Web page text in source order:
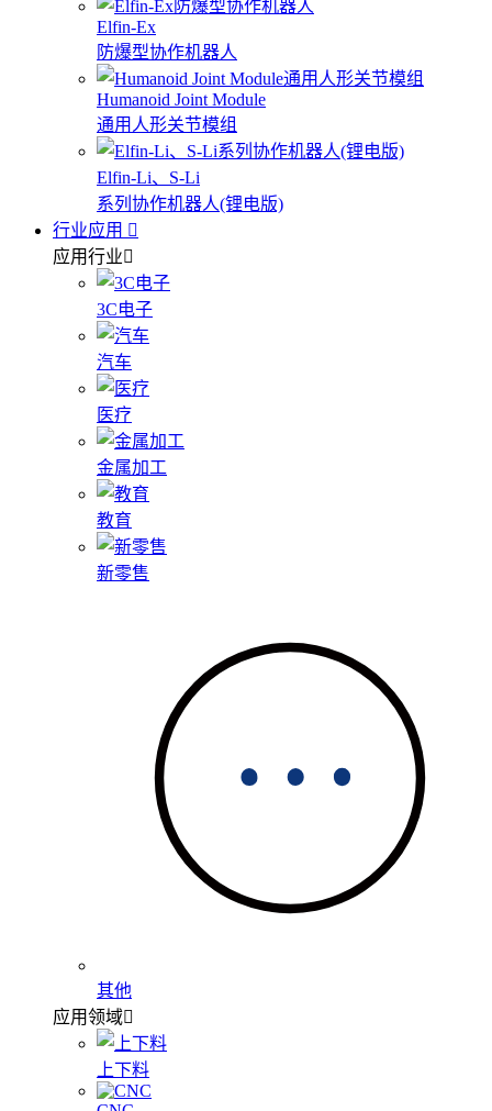
Elfin-Ex
防爆型协作机器人
Humanoid Joint Module
通用人形关节模组
Elfin-Li、S-Li
系列协作机器人(锂电版)
行业应用
应用行业
3C电子
汽车
医疗
金属加工
教育
新零售
其他
应用领域
上下料